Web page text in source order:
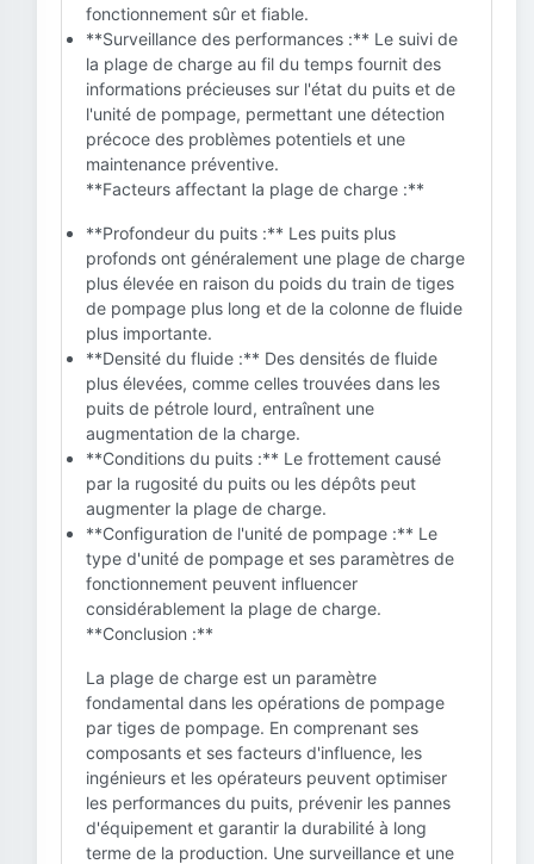
fonctionnement sûr et fiable.
**Surveillance des performances :** Le suivi de
la plage de charge au fil du temps fournit des
informations précieuses sur l'état du puits et de
l'unité de pompage, permettant une détection
précoce des problèmes potentiels et une
maintenance préventive.
**Facteurs affectant la plage de charge :**
**Profondeur du puits :** Les puits plus
profonds ont généralement une plage de charge
plus élevée en raison du poids du train de tiges
de pompage plus long et de la colonne de fluide
plus importante.
**Densité du fluide :** Des densités de fluide
plus élevées, comme celles trouvées dans les
puits de pétrole lourd, entraînent une
augmentation de la charge.
**Conditions du puits :** Le frottement causé
par la rugosité du puits ou les dépôts peut
augmenter la plage de charge.
**Configuration de l'unité de pompage :** Le
type d'unité de pompage et ses paramètres de
fonctionnement peuvent influencer
considérablement la plage de charge.
**Conclusion :**
La plage de charge est un paramètre
fondamental dans les opérations de pompage
par tiges de pompage. En comprenant ses
composants et ses facteurs d'influence, les
ingénieurs et les opérateurs peuvent optimiser
les performances du puits, prévenir les pannes
d'équipement et garantir la durabilité à long
terme de la production. Une surveillance et une